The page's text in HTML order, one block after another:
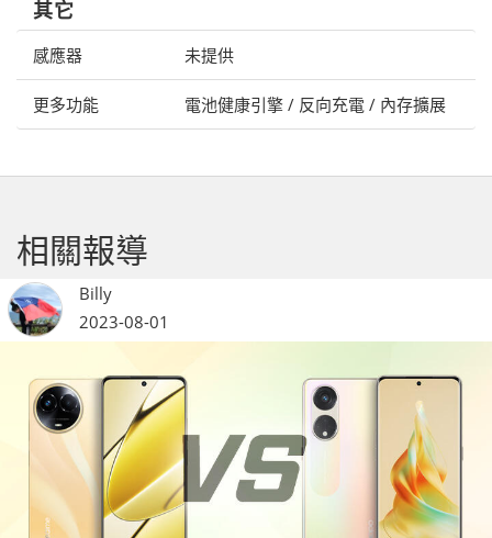
其它
感應器 未提供
更多功能 電池健康引擎 / 反向充電 / 內存擴展
相關報導
Billy
2023-08-01